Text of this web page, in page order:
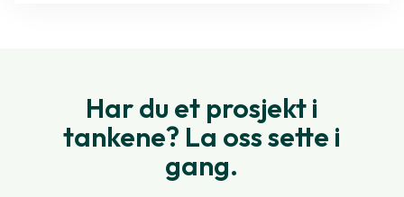
Har du et prosjekt i
tankene? La oss sette i
gang.